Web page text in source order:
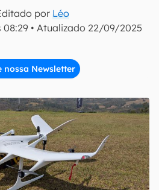
por Léo
08:29 • Atualizado 22/09/2025
nossa Newsletter
inscreva-se
do Canaltech.